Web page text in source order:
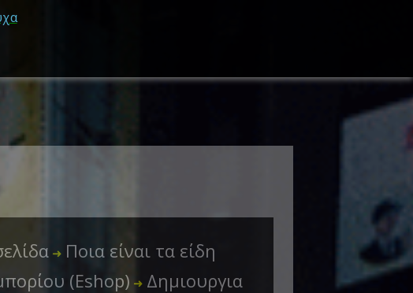
➜ Ποια είναι τα είδη
(Eshop) ➜ Δημιουργια